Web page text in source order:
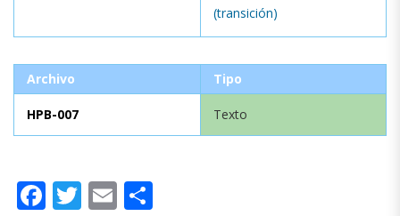
(transición)
Archivo Tipo
HPB-007 Texto
Facebook
Twitter
Email